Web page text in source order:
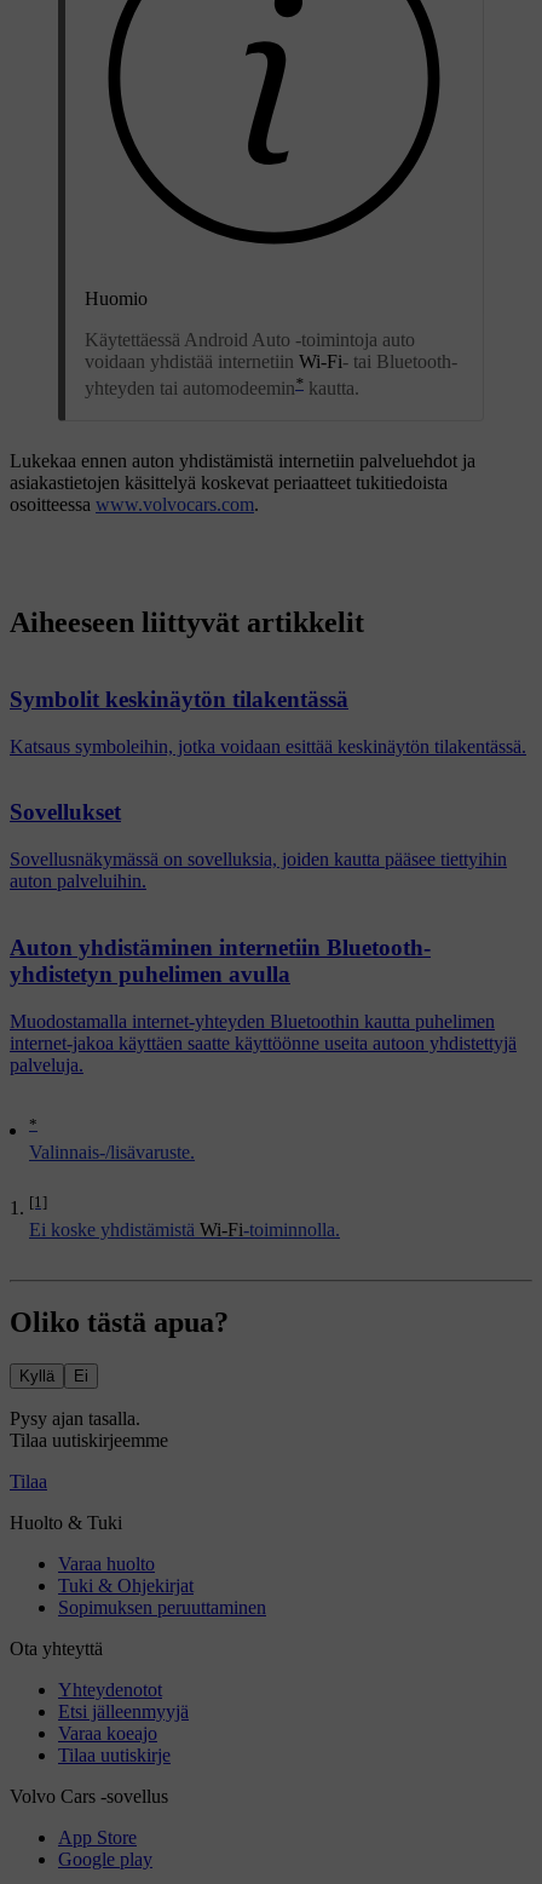
Huomio
Käytettäessä Android Auto -toimintoja auto
voidaan yhdistää internetiin Wi-Fi- tai Bluetooth-
yhteyden tai automodeemin* kautta.
Lukekaa ennen auton yhdistämistä internetiin palveluehdot ja
asiakastietojen käsittelyä koskevat periaatteet tukitiedoista
osoitteessa www.volvocars.com.
*
Valinnais-/lisävaruste.
[1]
Ei koske yhdistämistä Wi-Fi-toiminnolla.
Aiheeseen liittyvät artikkelit
Symbolit keskinäytön tilakentässä
Katsaus symboleihin, jotka voidaan esittää keskinäytön tilakentässä.
Sovellukset
Sovellusnäkymässä on sovelluksia, joiden kautta pääsee tiettyihin
auton palveluihin.
Auton yhdistäminen internetiin Bluetooth-
yhdistetyn puhelimen avulla
Muodostamalla internet-yhteyden Bluetoothin kautta puhelimen
internet-jakoa käyttäen saatte käyttöönne useita autoon yhdistettyjä
palveluja.
Oliko tästä apua?
Kyllä Ei